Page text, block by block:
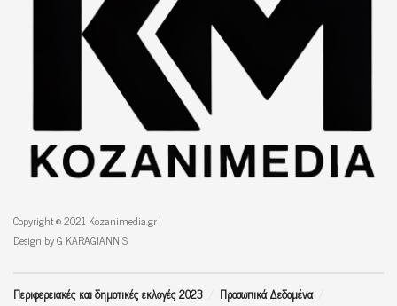
Copyright © 2021 Kozanimedia.gr |
Design by G KARAGIANNIS
Περιφερειακές και δημοτικές εκλογές 2023
Προσωπικά Δεδομένα